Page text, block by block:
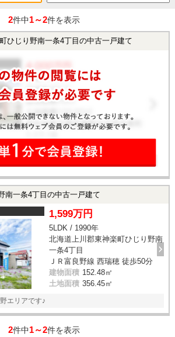
2件中1～2件を表示
ひじり野南一条4丁目の中古一戸建て
南一条4丁目の中古一戸建て
1,599万円
5LDK / 1990年
北海道上川郡東神楽町ひじり野南
一条4丁目
ＪＲ富良野線 西瑞穂 徒歩50分
建物面積 152.48㎡
土地面積 356.45㎡
エリアです♪
2件中1～2件を表示